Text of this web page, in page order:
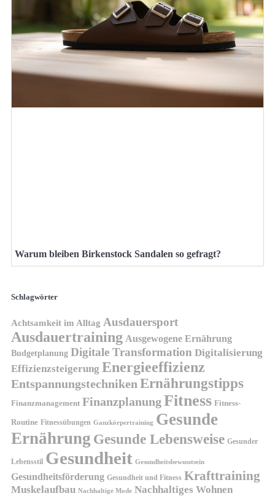
Warum bleiben Birkenstock Sandalen so gefragt?
Schlagwörter
Achtsamkeit im Alltag Ausdauersport
Ausdauertraining Ausgewogene Ernährung
Budgetplanung Digitale Transformation Digitalisierung
Effizienzsteigerung Energieeffizienz
Entspannungstechniken Ernährungstipps
Finanzmanagement Finanzplanung Fitness Fitness-
Routine Fitnessübungen Ganzkörpertraining Gesunde
Ernährung Gesunde Lebensweise Gesunder
Lebensstil Gesundheit Gesundheitsbewusstsein
Gesundheitsförderung Gesundheit und Fitness Krafttraining
Muskelaufbau Nachhaltige Mode Nachhaltiges Wohnen